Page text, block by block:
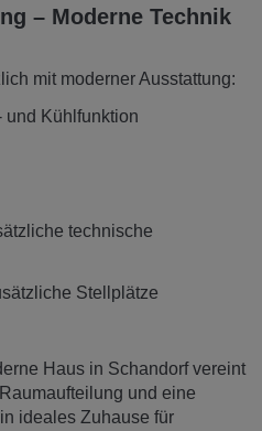
– Moderne Technik
mit moderner Ausstattung:
und Kühlfunktion
technische
Stellplätze
Haus in Schandorf vereint
und eine
ideales Zuhause für